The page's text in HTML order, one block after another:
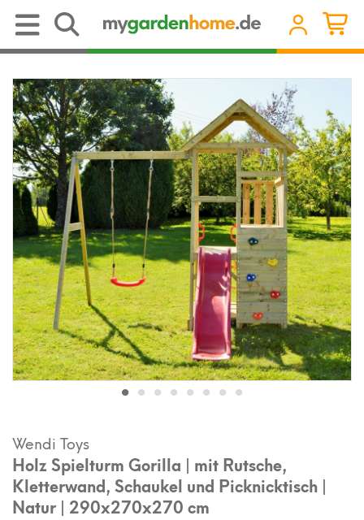
Wendi Toys
Holz Spielturm Gorilla | mit Rutsche,
Kletterwand, Schaukel und Picknicktisch |
Natur | 290x270x270 cm